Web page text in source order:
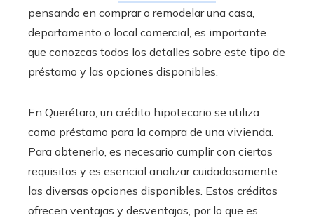
pensando en comprar o remodelar una casa,
departamento o local comercial, es importante
que conozcas todos los detalles sobre este tipo de
préstamo y las opciones disponibles.
En Querétaro , un crédito hipotecario se utiliza
como préstamo para la compra de una vivienda.
Para obtenerlo, es necesario cumplir con ciertos
requisitos y es esencial analizar cuidadosamente
las diversas opciones disponibles. Estos créditos
ofrecen ventajas y desventajas, por lo que es